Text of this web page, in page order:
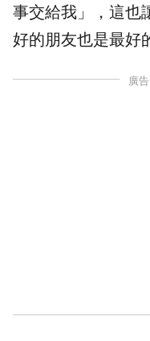
事交給我」，這也
好的朋友也是最好
廣